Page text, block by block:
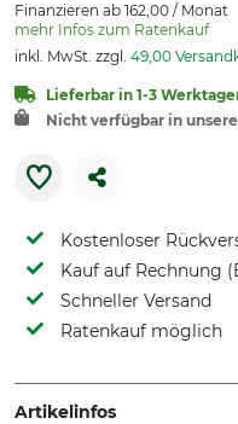
Finanzieren ab 162,00 / Monat
mehr Infos zum Ratenkauf
inkl. MwSt. zzgl. 49,00
Lieferbar in 1-3
Nicht verfügbar in
Kostenloser
Kauf auf Rechnung
Schneller Versand
Ratenkauf möglich
Artikelinfos